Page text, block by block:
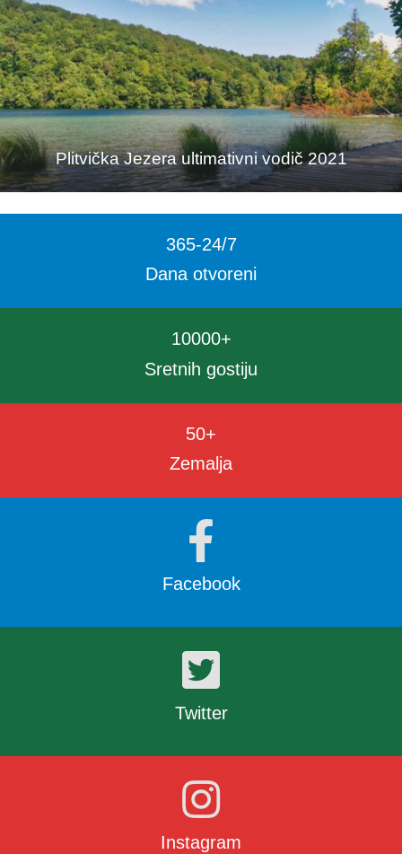
Plitvička Jezera ultimativni vodič 2021
365-24/7
Dana otvoreni
10000+
Sretnih gostiju
50+
Zemalja
Facebook
Twitter
Instagram